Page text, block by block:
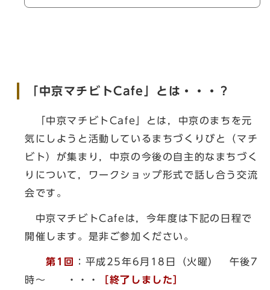
「中京マチビトCafe」とは・・・？
「中京マチビトCafe」とは，中京のまちを元
気にしようと活動しているまちづくりびと（マチ
ビト）が集まり，中京の今後の自主的なまちづく
りについて，ワークショップ形式で話し合う交流
会です。
中京マチビトCafeは，今年度は下記の日程で
開催します。是非ご参加ください。
第1回
：平成25年6月18日（火曜） 午後7
時～ ・・・
［終了しました］